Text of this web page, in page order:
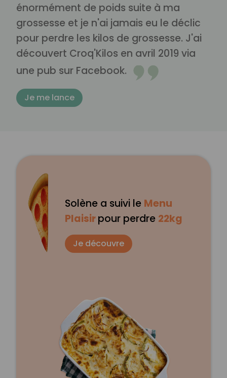
énormément de poids suite à ma
grossesse et je n'ai jamais eu le déclic
pour perdre les kilos de grossesse. J'ai
découvert Croq'Kilos en avril 2019 via
une pub sur Facebook.
Je me lance
Solène a suivi le Menu
Plaisirpour perdre 22kg
Je découvre